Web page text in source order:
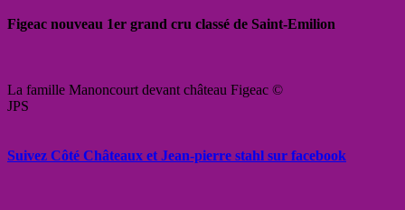
Figeac nouveau 1er grand cru classé de Saint-Emilion
La famille Manoncourt devant château Figeac ©
JPS
Suivez Côté Châteaux et Jean-pierre stahl sur facebook